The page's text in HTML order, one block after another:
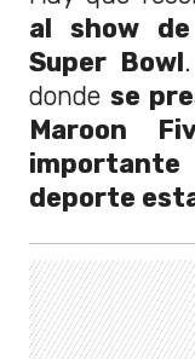
al show
Super Bowl
dondese
Maroon
deporte